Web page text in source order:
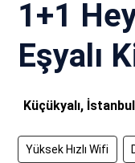
1+1
Eşyalı
Küçükyalı, İstanbul
Yüksek Hızlı Wifi